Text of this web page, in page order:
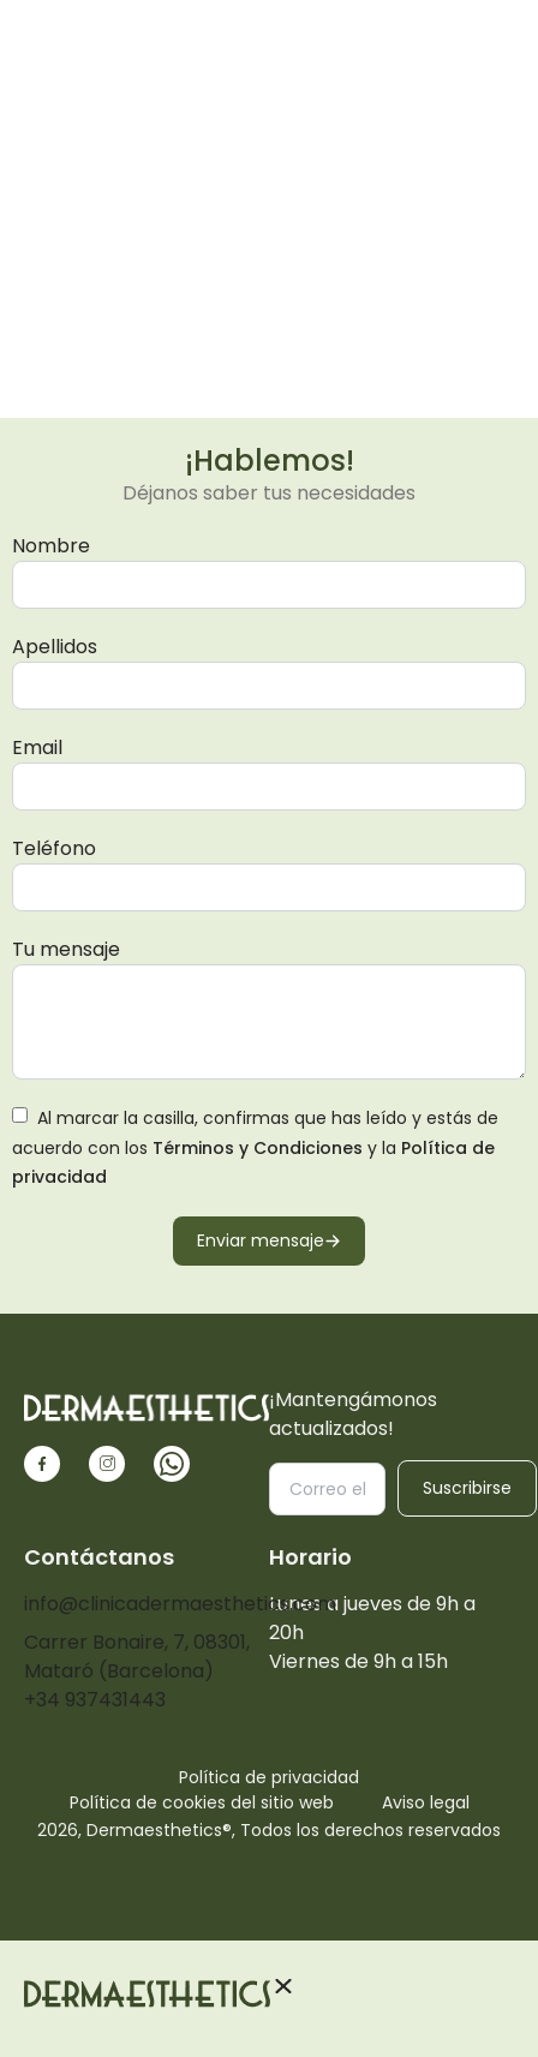
¡Hablemos!
Déjanos saber tus necesidades
Nombre
Apellidos
Email
Teléfono
Tu mensaje
Al marcar la casilla, confirmas que has leído y estás de
acuerdo con los Términos y Condiciones y la Política de
privacidad
Enviar mensaje
¡Mantengámonos
actualizados!
Suscribirse
Horario
Lunes a jueves de 9h a
20h
Viernes de 9h a 15h
Contáctanos
+34 937431443
info@clinicadermaesthetics.com
Carrer Bonaire, 7, 08301,
Mataró (Barcelona)
Política de privacidad
Política de cookies del sitio web
Aviso legal
2026, Dermaesthetics®, Todos los derechos reservados